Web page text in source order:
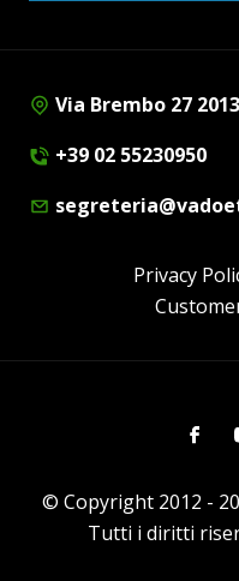
Via Brembo 27
+39 02 55230950
Privacy
© Copyright 2012 -
Tutti i diritti